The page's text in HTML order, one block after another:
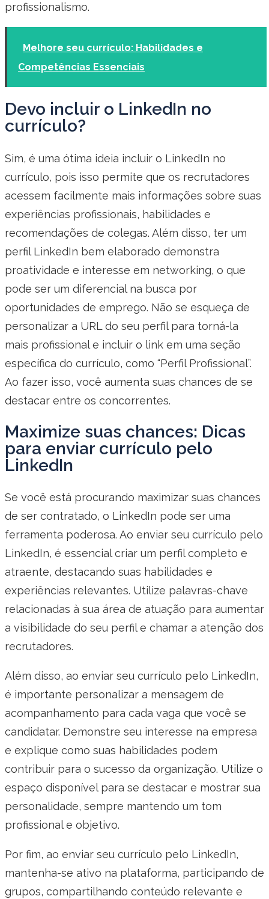
profissionalismo.
Melhore seu currículo: Habilidades e
Competências Essenciais
Devo incluir o LinkedIn no
currículo?
Sim, é uma ótima ideia incluir o LinkedIn no
currículo, pois isso permite que os recrutadores
acessem facilmente mais informações sobre suas
experiências profissionais, habilidades e
recomendações de colegas. Além disso, ter um
perfil LinkedIn bem elaborado demonstra
proatividade e interesse em networking, o que
pode ser um diferencial na busca por
oportunidades de emprego. Não se esqueça de
personalizar a URL do seu perfil para torná-la
mais profissional e incluir o link em uma seção
específica do currículo, como “Perfil Profissional”.
Ao fazer isso, você aumenta suas chances de se
destacar entre os concorrentes.
Maximize suas chances: Dicas
para enviar currículo pelo
LinkedIn
Se você está procurando maximizar suas chances
de ser contratado, o LinkedIn pode ser uma
ferramenta poderosa. Ao enviar seu currículo pelo
LinkedIn, é essencial criar um perfil completo e
atraente, destacando suas habilidades e
experiências relevantes. Utilize palavras-chave
relacionadas à sua área de atuação para aumentar
a visibilidade do seu perfil e chamar a atenção dos
recrutadores.
Além disso, ao enviar seu currículo pelo LinkedIn,
é importante personalizar a mensagem de
acompanhamento para cada vaga que você se
candidatar. Demonstre seu interesse na empresa
e explique como suas habilidades podem
contribuir para o sucesso da organização. Utilize o
espaço disponível para se destacar e mostrar sua
personalidade, sempre mantendo um tom
profissional e objetivo.
Por fim, ao enviar seu currículo pelo LinkedIn,
mantenha-se ativo na plataforma, participando de
grupos, compartilhando conteúdo relevante e